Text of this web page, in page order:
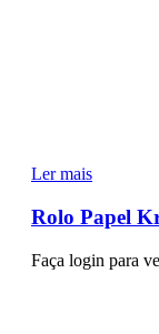
Ler mais
Rolo Papel
Faça login para